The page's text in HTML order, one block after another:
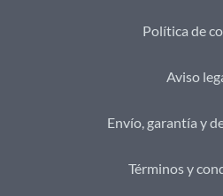
Política de
Aviso
Envío, garantía y
Términos y